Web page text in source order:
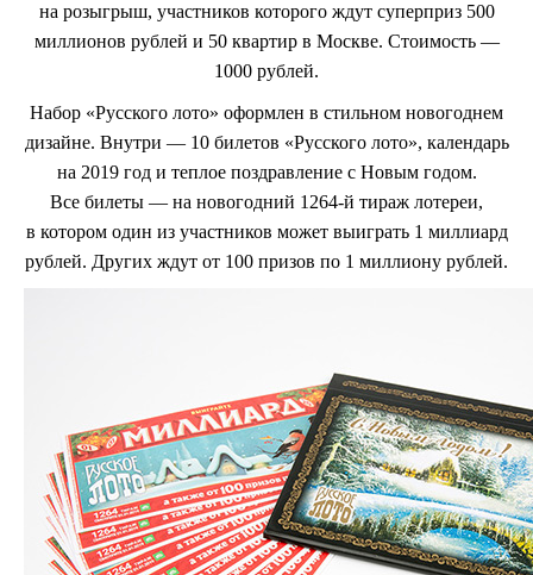
на розыгрыш, участников которого ждут суперприз 500
миллионов рублей и 50 квартир в Москве. Стоимость —
1000 рублей.
Набор «Русского лото» оформлен в стильном новогоднем
дизайне. Внутри — 10 билетов «Русского лото», календарь
на 2019 год и теплое поздравление с Новым годом.
Все билеты — на новогодний 1264-й тираж лотереи,
в котором один из участников может выиграть 1 миллиард
рублей. Других ждут от 100 призов по 1 миллиону рублей.